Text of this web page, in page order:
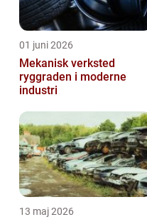
01 juni 2026
Mekanisk verksted
ryggraden i moderne
industri
13 maj 2026